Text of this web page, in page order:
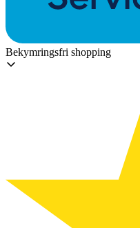
Bekymringsfri shopping